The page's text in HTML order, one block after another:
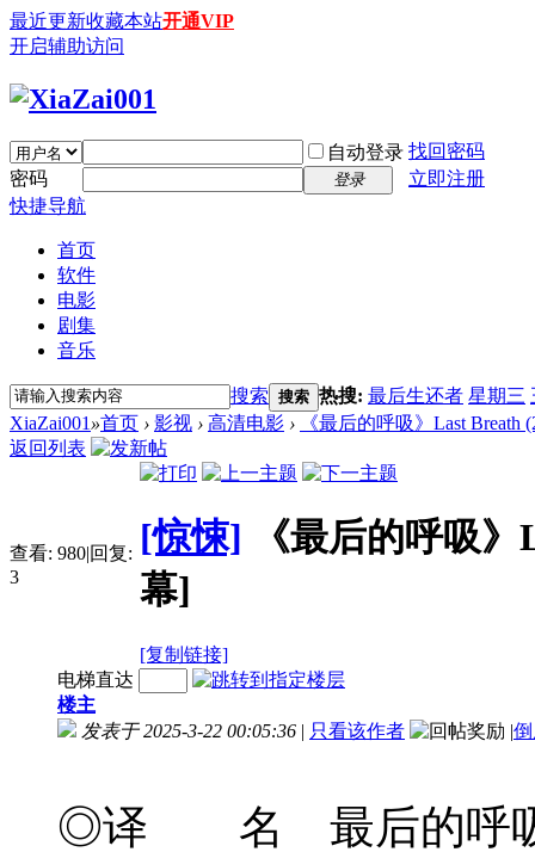
最近更新收藏本站开通VIP
开启辅助访问
自动登录 找回密码
密码
登录
立即注册
快捷导航
首页
软件
电影
剧集
音乐
搜索 搜索 热搜: 最后生还者 星期三
XiaZai001 »首页 › 影视 › 高清电影 ›
《最后的呼吸》Last Breath
返回列表
查看: 980|回复:
3
[惊悚]
《最后的呼吸
幕]
[复制链接]
电梯直达
楼主
发表于 2025-3-22 00:05:36 | 只看该作者 |
◎译 名 最后的呼吸/